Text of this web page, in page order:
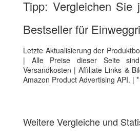
Tipp: Vergleichen Sie
Bestseller für
Letzte Aktualisierung der
| Alle Preise dieser Seite
Versandkosten | Affiliate Links &
Amazon Product Advertising API. |
Weitere Vergleiche und